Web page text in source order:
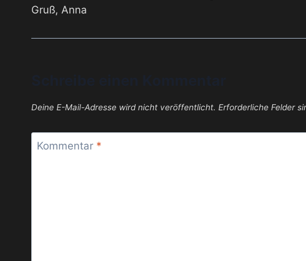
Gruß, Anna
Deine E-Mail-Adresse wird nicht veröffentlicht. Erforderliche Felder
Kommentar *